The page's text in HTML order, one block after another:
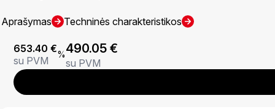
Aprašymas Techninės charakteristikos
653.40 €
su PVM
%490.05 €
su PVM